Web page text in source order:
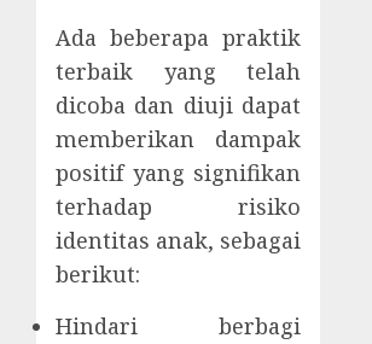
Ada beberapa praktik
terbaik yang telah
dicoba dan diuji dapat
memberikan dampak
positif yang signifikan
terhadap risiko
identitas anak, sebagai
berikut:
Hindari berbagi